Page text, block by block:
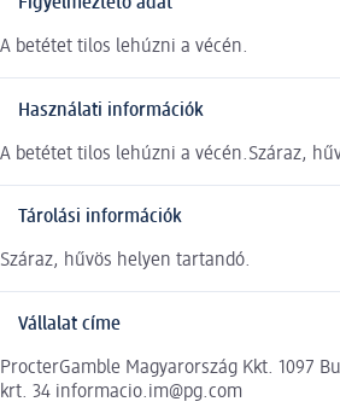
A betétet tilos lehúzni a vécén.
Használati információk
A betétet tilos lehúzni a vécén.Száraz,
Tárolási információk
Száraz, hűvös helyen tartandó.
Vállalat címe
ProcterGamble Magyarország Kkt. 1097
krt. 34 informacio.im@pg.com